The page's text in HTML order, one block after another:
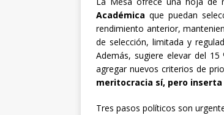
Académica que puedan
rendimiento anterior,
de selección, limitada y
Además, sugiere elevar del
agregar nuevos criterios de
meritocracia sí, pero
Tres pasos políticos son